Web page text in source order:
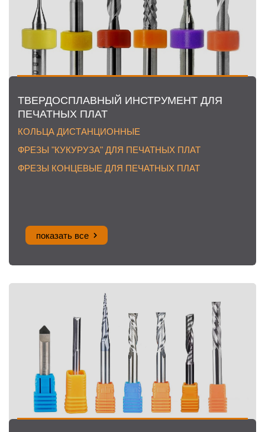
ТВЕРДОСПЛАВНЫЙ ИНСТРУМЕНТ ДЛЯ
ПЕЧАТНЫХ ПЛАТ
КОЛЬЦА ДИСТАНЦИОННЫЕ
ФРЕЗЫ "КУКУРУЗА" ДЛЯ ПЕЧАТНЫХ ПЛАТ
ФРЕЗЫ КОНЦЕВЫЕ ДЛЯ ПЕЧАТНЫХ ПЛАТ
показать все